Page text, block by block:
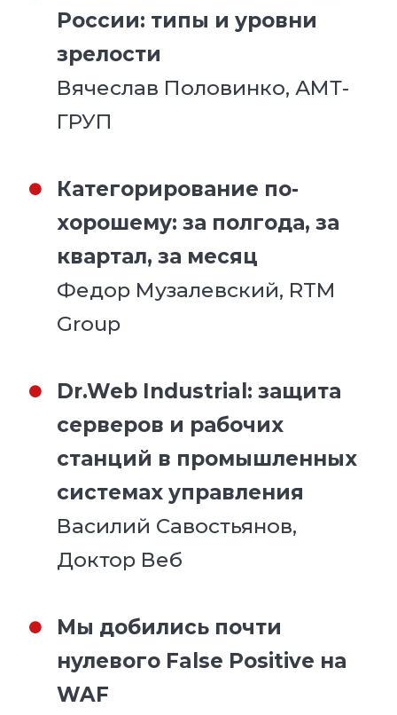
России: типы и уровни
зрелости
Вячеслав Половинко, АМТ-
ГРУП
Категорирование по-
хорошему: за полгода, за
квартал, за месяц
Федор Музалевский, RTM
Group
Dr.Web Industrial: защита
серверов и рабочих
станций в промышленных
системах управления
Василий Савостьянов,
Доктор Веб
Мы добились почти
нулевого False Positive на
WAF